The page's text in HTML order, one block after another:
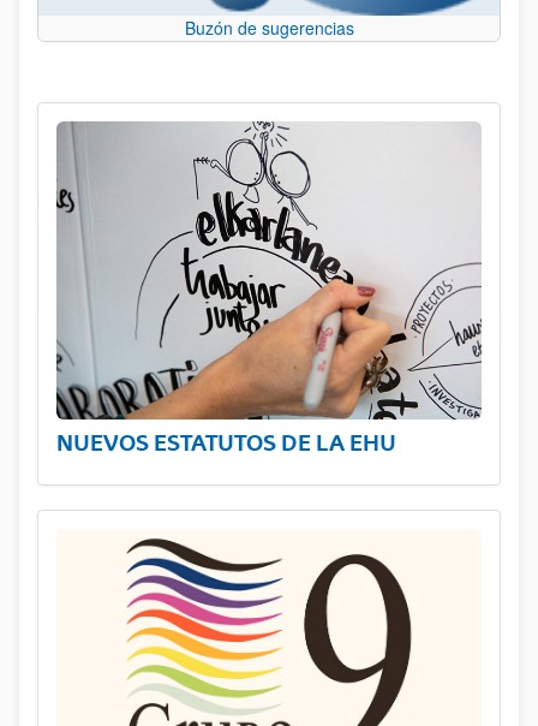
Buzón de sugerencias
NUEVOS ESTATUTOS DE LA EHU